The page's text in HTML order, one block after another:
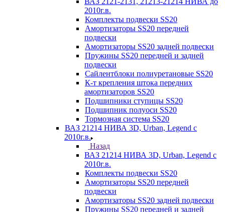
2010г.в.
Комплекты подвески SS20
Амортизаторы SS20 передней
подвески
Амортизаторы SS20 задней подвески
Пружины SS20 передней и задней
подвески
Сайлентблоки полиуретановые SS20
К-т крепления штока передних
амортизаторов SS20
Подшипники ступицы SS20
Подшипник полуоси SS20
Тормозная система SS20
ВАЗ 21214 НИВА 3D, Urban, Legend c
2010г.в.
Назад
ВАЗ 21214 НИВА 3D, Urban, Legend c
2010г.в.
Комплекты подвески SS20
Амортизаторы SS20 передней
подвески
Амортизаторы SS20 задней подвески
Пружины SS20 передней и задней